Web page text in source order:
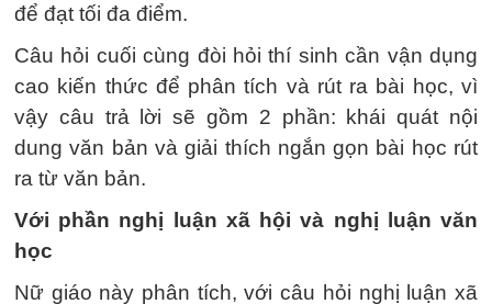
để đạt tối đa điểm.
Câu hỏi cuối cùng đòi hỏi thí sinh cần vận dụng
cao kiến thức để phân tích và rút ra bài học, vì
vậy câu trả lời sẽ gồm 2 phần: khái quát nội
dung văn bản và giải thích ngắn gọn bài học rút
ra từ văn bản.
Với phần nghị luận xã hội và nghị luận văn
học
Nữ giáo này phân tích, với câu hỏi nghị luận xã